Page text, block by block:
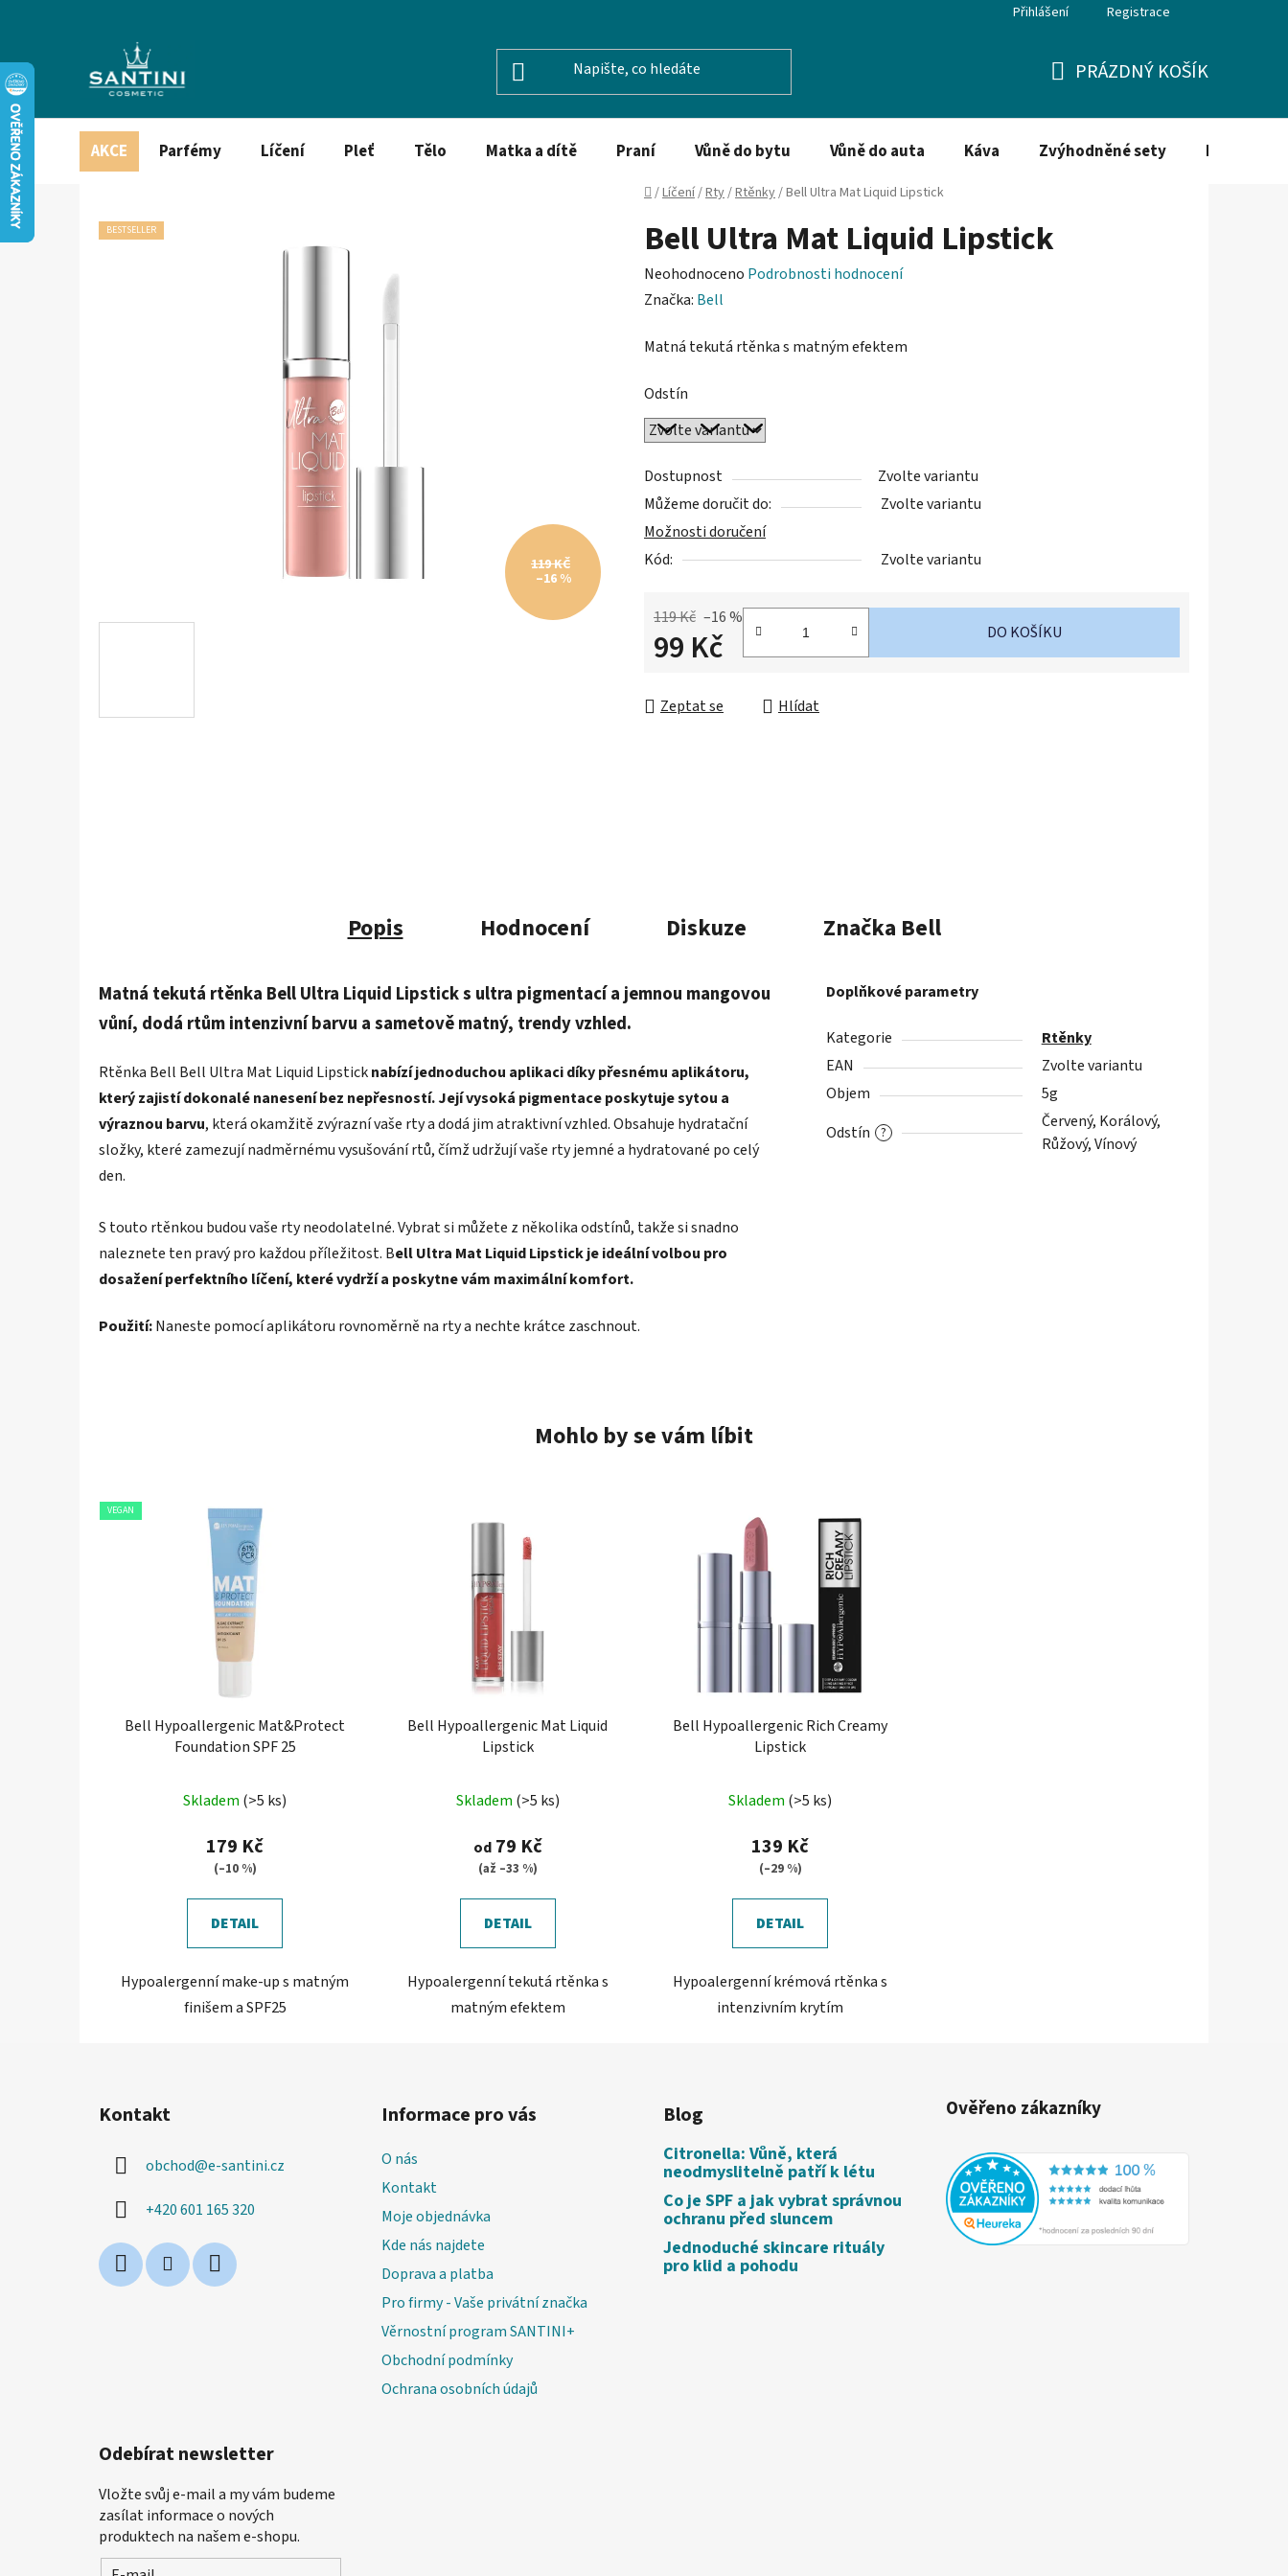
Přihlášení Registrace
KOŠÍK
PRÁZDNÝ KOŠÍK
AKCE Parfémy Líčení Pleť Tělo Matka a dítě Praní Vůně do bytu Vůně do auta Káva Zvýhodněné sety Dezinfekce
Domů
/Líčení/Rty/Rtěnky/Bell Ultra Mat Liquid Lipstick
Bell Ultra Mat Liquid Lipstick
Průměrné
hodnocení
je
z
5
Neohodnoceno Podrobnosti hodnocení
Značka: Bell
Matná tekutá rtěnka s matným efektem
Odstín
Dostupnost
Zvolte variantu
Můžeme doručit do:
Zvolte variantu
Možnosti doručení
Kód:
Zvolte variantu
119 Kč –16 %
99 Kč DO KOŠÍKU
Zeptat se Hlídat
BESTSELLER
119 KČ
–16 %
Popis Hodnocení Diskuze Značka Bell
Matná tekutá rtěnka Bell Ultra Liquid Lipstick s ultra pigmentací a jemnou mangovou
vůní, dodá rtům intenzivní barvu a sametově matný, trendy vzhled.
Rtěnka Bell Bell Ultra Mat Liquid Lipsticknabízí jednoduchou aplikaci díky přesnému aplikátoru,
který zajistí dokonalé nanesení bez nepřesností.Její vysoká pigmentace poskytuje sytou a
výraznou barvu, která okamžitě zvýrazní vaše rty a dodá jim atraktivní vzhled. Obsahuje hydratační
složky, které zamezují nadměrnému vysušování rtů, čímž udržují vaše rty jemné a hydratované po celý
den.
S touto rtěnkou budou vaše rty neodolatelné. Vybrat si můžete z několika odstínů, takže si snadno
naleznete ten pravý pro každou příležitost. Bell Ultra Mat Liquid Lipstick je ideální volbou pro
dosažení perfektního líčení, které vydrží a poskytne vám maximální komfort.
Použití:Naneste pomocí aplikátoru rovnoměrně na rty a nechte krátce zaschnout.
Doplňkové parametry
Kategorie
Rtěnky
EAN
Zvolte variantu
Objem
5g
?
Odstín
Červený, Korálový,
Růžový, Vínový
Mohlo by se vám líbit
VEGAN
Bell Hypoallergenic Mat&Protect
Foundation SPF 25
hodnocení
produktu
je
z
Skladem (>5 ks)
179 Kč
(–10 %)
DETAIL
Hypoalergenní make-up s matným
finišem a SPF25
Bell Hypoallergenic Mat Liquid
Lipstick
Skladem (>5 ks)
od79 Kč
(až –33 %)
DETAIL
Hypoalergenní tekutá rtěnka s
matným efektem
Bell Hypoallergenic Rich Creamy
Lipstick
hodnocení
produktu
je
z
Skladem (>5 ks)
139 Kč
(–29 %)
DETAIL
Hypoalergenní krémová rtěnka s
intenzivním krytím
Kontakt
obchod@e-santini.cz
+420 601 165 320
Informace pro vás
O nás
Kontakt
Moje objednávka
Kde nás najdete
Doprava a platba
Pro firmy - Vaše privátní značka
Věrnostní program SANTINI+
Obchodní podmínky
Ochrana osobních údajů
Blog
Citronella: Vůně, která
neodmyslitelně patří k létu
Co je SPF a jak vybrat správnou
ochranu před sluncem
Jednoduché skincare rituály
pro klid a pohodu
Ověřeno zákazníky
Odebírat newsletter
Vložte svůj e-mail a my vám budeme
zasílat informace o nových
produktech na našem e-shopu.